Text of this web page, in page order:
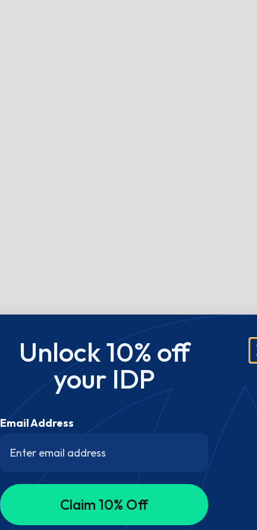
Unlock 10% off
your IDP
Email Address
Claim 10% Off